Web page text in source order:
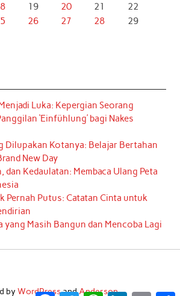
19 20 21
22
26 27 28
29
Luka: Kepergian Seorang
‘Einfühlung’ bagi Nakes
Dilupakan Kotanya: Belajar Bertahan
New Day
dan Kedaulatan: Membaca Ulang Peta
Pernah Putus: Catatan Cinta untuk
yang Masih Bangun dan Mencoba Lagi
by WordPressandAnderson.